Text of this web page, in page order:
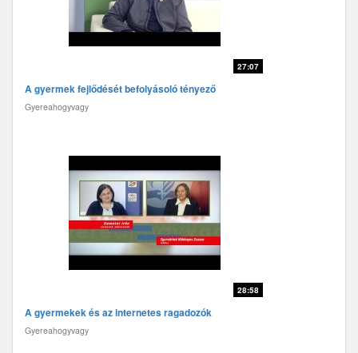
27:07
A gyermek fejlődését befolyásoló tényező
Gyereahogyvagy
28:58
A gyermekek és az internetes ragadozók
Gyereahogyvagy